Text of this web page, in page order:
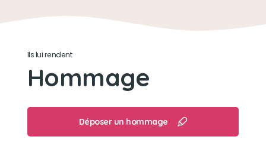
Ils lui rendent
Hommage
Déposer un hommage